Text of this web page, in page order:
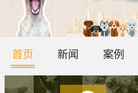
首页 新闻 案例